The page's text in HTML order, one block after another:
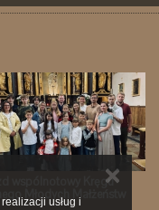
wspólnotowy Kręgu
Młodych Małżeństw
usług i
✕